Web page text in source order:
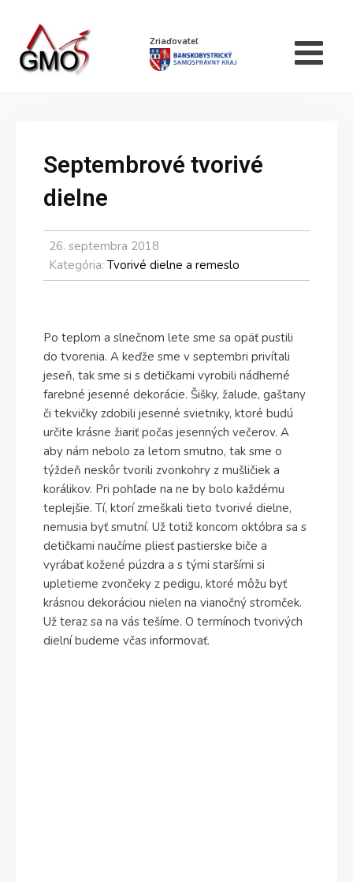
Zriaďovateľ
Septembrové tvorivé
dielne
26. septembra 2018
Kategória: Tvorivé dielne a remeslo
Po teplom a slnečnom lete sme sa opäť pustili
do tvorenia. A keďže sme v septembri privítali
jeseň, tak sme si s detičkami vyrobili nádherné
farebné jesenné dekorácie. Šišky, žalude, gaštany
či tekvičky zdobili jesenné svietniky, ktoré budú
určite krásne žiariť počas jesenných večerov. A
aby nám nebolo za letom smutno, tak sme o
týždeň neskôr tvorili zvonkohry z mušličiek a
korálikov. Pri pohľade na ne by bolo každému
teplejšie. Tí, ktorí zmeškali tieto tvorivé dielne,
nemusia byť smutní. Už totiž koncom októbra sa s
detičkami naučíme pliesť pastierske biče a
vyrábať kožené púzdra a s tými staršími si
upletieme zvončeky z pedigu, ktoré môžu byť
krásnou dekoráciou nielen na vianočný stromček.
Už teraz sa na vás tešíme. O termínoch tvorivých
dielní budeme včas informovať.